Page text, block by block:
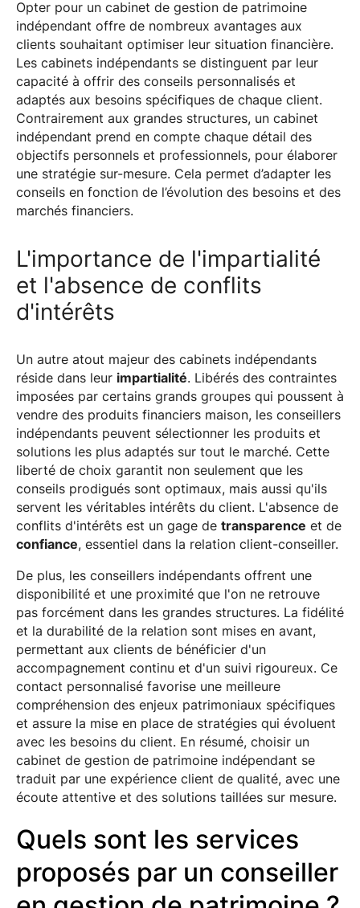
Opter pour un cabinet de gestion de patrimoine
indépendant offre de nombreux avantages aux
clients souhaitant optimiser leur situation financière.
Les cabinets indépendants se distinguent par leur
capacité à offrir des conseils personnalisés et
adaptés aux besoins spécifiques de chaque client.
Contrairement aux grandes structures, un cabinet
indépendant prend en compte chaque détail des
objectifs personnels et professionnels, pour élaborer
une stratégie sur-mesure. Cela permet d’adapter les
conseils en fonction de l’évolution des besoins et des
marchés financiers.
L'importance de l'impartialité
et l'absence de conflits
d'intérêts
Un autre atout majeur des cabinets indépendants
réside dans leur impartialité. Libérés des contraintes
imposées par certains grands groupes qui poussent à
vendre des produits financiers maison, les conseillers
indépendants peuvent sélectionner les produits et
solutions les plus adaptés sur tout le marché. Cette
liberté de choix garantit non seulement que les
conseils prodigués sont optimaux, mais aussi qu'ils
servent les véritables intérêts du client. L'absence de
conflits d'intérêts est un gage de transparence et de
confiance, essentiel dans la relation client-conseiller.
De plus, les conseillers indépendants offrent une
disponibilité et une proximité que l'on ne retrouve
pas forcément dans les grandes structures. La fidélité
et la durabilité de la relation sont mises en avant,
permettant aux clients de bénéficier d'un
accompagnement continu et d'un suivi rigoureux. Ce
contact personnalisé favorise une meilleure
compréhension des enjeux patrimoniaux spécifiques
et assure la mise en place de stratégies qui évoluent
avec les besoins du client. En résumé, choisir un
cabinet de gestion de patrimoine indépendant se
traduit par une expérience client de qualité, avec une
écoute attentive et des solutions taillées sur mesure.
Quels sont les services
proposés par un conseiller